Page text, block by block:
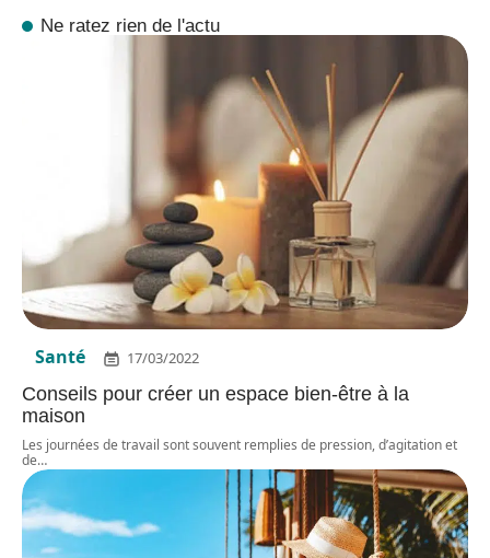
Ne ratez rien de l'actu
Santé 17/03/2022
Conseils pour créer un espace bien-être à la
maison
Les journées de travail sont souvent remplies de pression, d’agitation et
de…